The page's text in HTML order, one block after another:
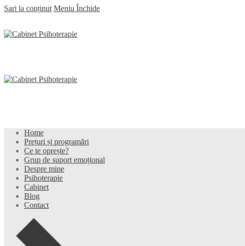
Sari la conținut Meniu Închide
Home
Prețuri și programări
Ce te oprește?
Grup de suport emoțional
Despre mine
Psihoterapie
Cabinet
Blog
Contact